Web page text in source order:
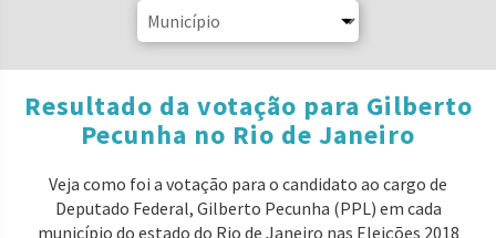
Resultado da votação para Gilberto
Pecunha no Rio de Janeiro
Veja como foi a votação para o candidato ao cargo de
Deputado Federal, Gilberto Pecunha (PPL) em cada
município do estado do Rio de Janeiro nas Eleições 2018